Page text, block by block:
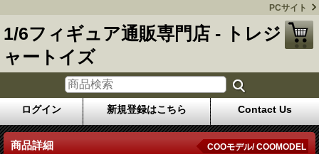
PCサイト
1/6フィギュア通販専門店 - トレジ
ャートイズ
ログイン 新規登録はこちら Contact Us
商品詳細 COOモデル/ COOMODEL